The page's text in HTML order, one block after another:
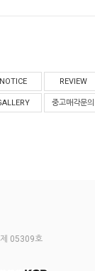
NOTICE REVIEW
중고매각문의
제 05309호